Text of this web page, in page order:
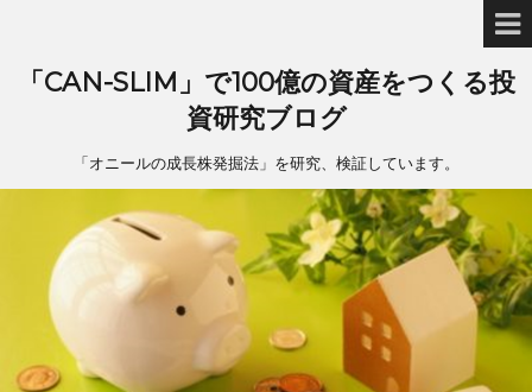
「CAN-SLIM」で100億の資産をつくる投
資研究ブログ
「オニールの成長株発掘法」を研究、検証しています。